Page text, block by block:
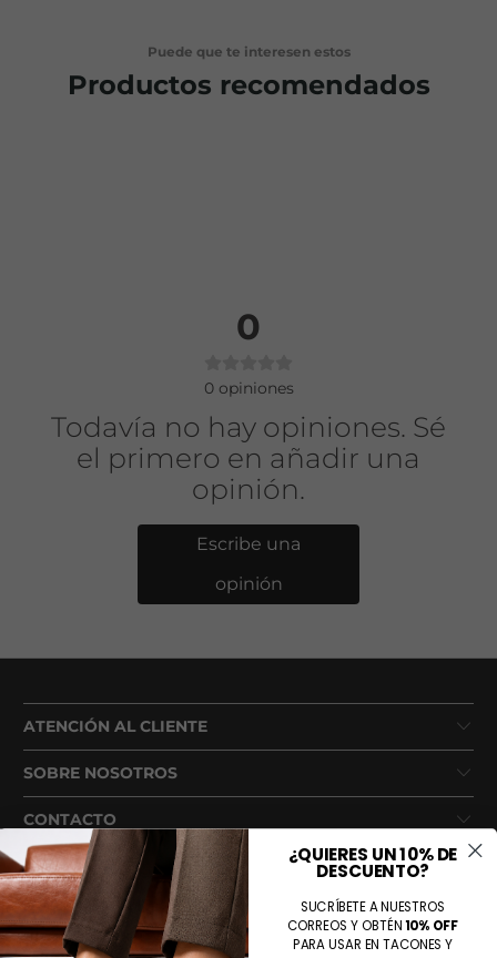
Puede que te interesen estos
Productos recomendados
0
0 opiniones
Todavía no hay opiniones. Sé
el primero en añadir una
opinión.
Escribe una
opinión
ATENCIÓN AL CLIENTE
SOBRE NOSOTROS
CONTACTO
¿QUIERES UN 10% DE
DESCUENTO?
SUCRÍBETE A NUESTROS
CORREOS Y OBTÉN10% OFF
PARA USAR EN TACONES Y